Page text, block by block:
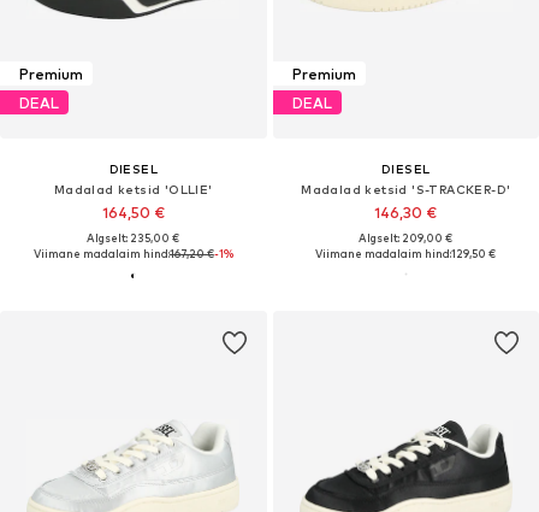
Premium
DEAL
DIESEL
Madalad ketsid 'OLLIE'
164,50 €
Algselt: 235,00 €
Viimane madalaim hind:167,20 €-1%
Premium
DEAL
DIESEL
Madalad ketsid 'S-TRACKER-D'
146,30 €
Algselt: 209,00 €
Viimane madalaim hind:129,50 €